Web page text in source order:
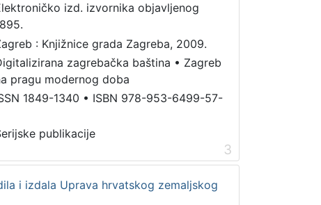
izd. izvornika objavljenog
: Knjižnice grada Zagreba, 2009.
zagrebačka baština • Zagreb
pragu modernog doba
1849-1340 • ISBN 978-953-6499-57-
publikacije
3
i izdala Uprava hrvatskog zemaljskog